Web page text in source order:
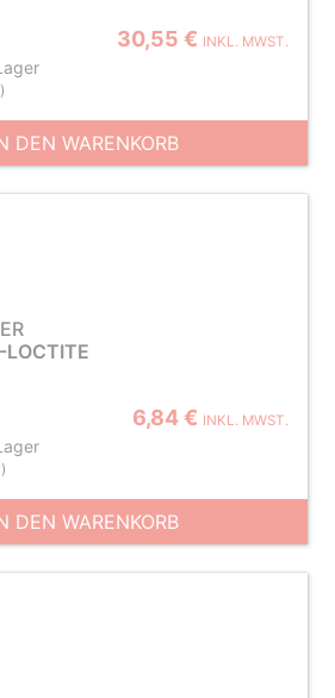
30,55 € INKL. MWST.
)
DEN WARENKORB
6,84 € INKL. MWST.
)
DEN WARENKORB